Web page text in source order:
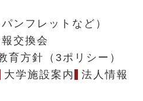
ンフレットなど）
交換会
育方針（3ポリシー）
大学施設案内
法人情報